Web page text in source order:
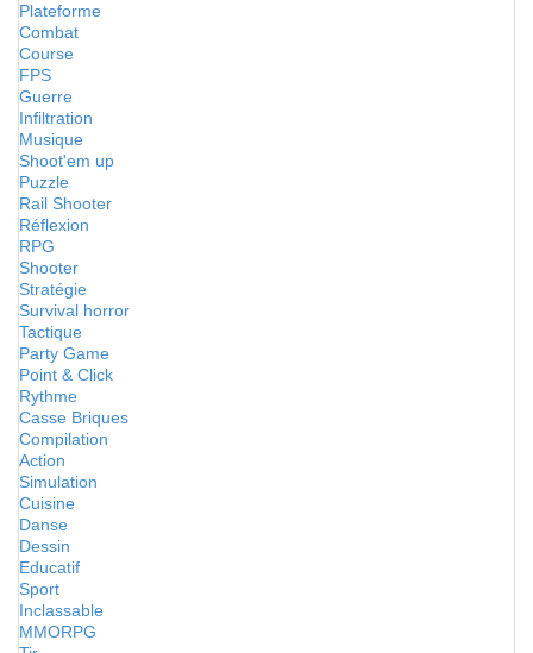
Plateforme
Combat
Course
FPS
Guerre
Infiltration
Musique
Shoot'em up
Puzzle
Rail Shooter
Réflexion
RPG
Shooter
Stratégie
Survival horror
Tactique
Party Game
Point & Click
Rythme
Casse Briques
Compilation
Action
Simulation
Cuisine
Danse
Dessin
Educatif
Sport
Inclassable
MMORPG